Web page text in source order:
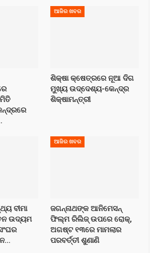
ଆଜିର ଖବର
ଶିକ୍ଷା କ୍ଷେତ୍ରରେ ନୂଆ ଦିଗ
ମୁଖ୍ୟ ଉଦ୍ଦେଶ୍ୟ-କେନ୍ଦ୍ର
ଶିକ୍ଷାମନ୍ତ୍ରୀ
ବୀମା
ଉଦ୍ୟମ
ଆଜିର ଖବର
ଜଗନ୍ନାଥଙ୍କ ଆନିମେସନ୍
ଫିଲ୍ମ ରିଲିଜ୍ ଉପରେ ରୋକ୍,
ଅଗଷ୍ଟ ୧୩ରେ ମାମଲାର
ପରବର୍ତ୍ତୀ ଶୁଣାଣି